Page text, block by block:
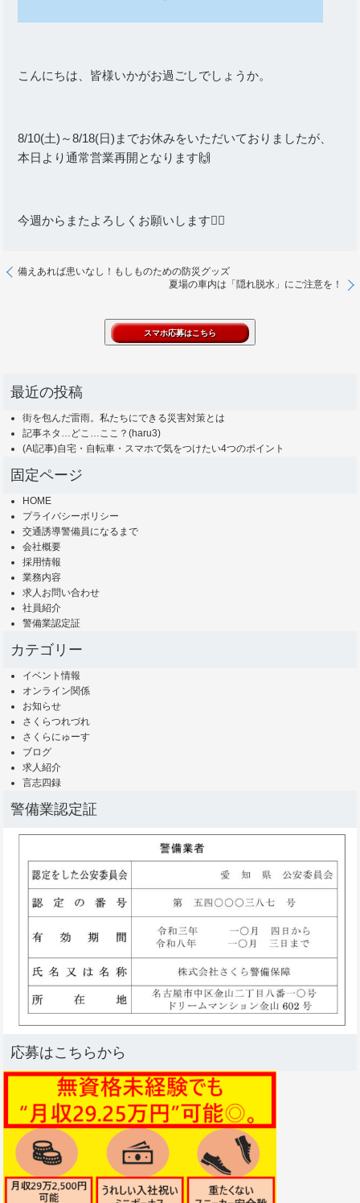
こんにちは、皆様いかがお過ごしでしょうか。
8/10(土)～8/18(日)までお休みをいただいておりましたが、
本日より通常営業再開となります🙌
今週からまたよろしくお願いします🙇‍♂️
備えあれば患いなし！もしものための防災グッズ
夏場の車内は「隠れ脱水」にご注意を！
最近の投稿
街を包んだ雷雨。私たちにできる災害対策とは
記事ネタ…どこ…ここ？(haru3)
(AI記事)自宅・自転車・スマホで気をつけたい4つのポイント
固定ページ
HOME
プライバシーポリシー
交通誘導警備員になるまで
会社概要
採用情報
業務内容
求人お問い合わせ
社員紹介
警備業認定証
カテゴリー
イベント情報
オンライン関係
お知らせ
さくらつれづれ
さくらにゅーす
ブログ
求人紹介
言志四録
警備業認定証
応募はこちらから